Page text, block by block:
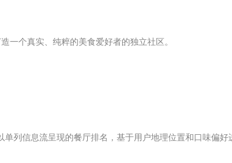
一个真实、纯粹的美食爱好者的独立社区。
列信息流呈现的餐厅排名，基于用户地理位置和口味偏好